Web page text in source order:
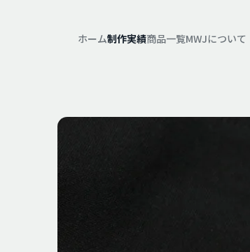
ホーム制作実績商品一覧MWJについて